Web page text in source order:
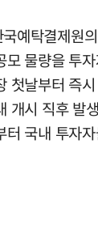
예탁결제원
물량을 투
첫날부터 즉
개시 직후 발
터 국내 투자